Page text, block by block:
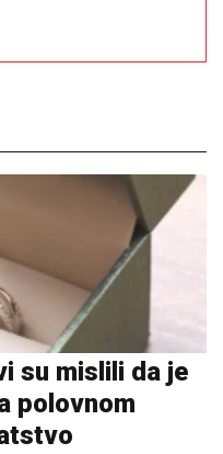
su mislili da je
polovnom